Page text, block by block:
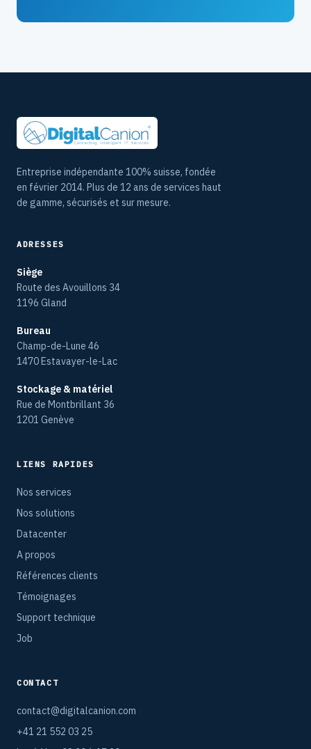
Entreprise indépendante 100% suisse, fondée
en février 2014. Plus de 12 ans de services haut
de gamme, sécurisés et sur mesure.
ADRESSES
Siège
Route des Avouillons 34
1196 Gland
Bureau
Champ-de-Lune 46
1470 Estavayer-le-Lac
Stockage & matériel
Rue de Montbrillant 36
1201 Genève
LIENS RAPIDES
Nos services
Nos solutions
Datacenter
A propos
Références clients
Témoignages
Support technique
Job
CONTACT
contact@digitalcanion.com
+41 21 552 03 25